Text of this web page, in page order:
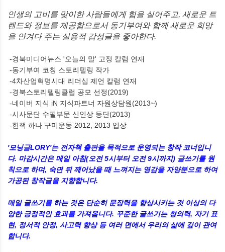
인생의 고비를 맞이한 사람들에게 힘을 실어주고, 새로운 트
렌드와 정보를 제공함으로서 동기부여와 함께 새로운 희망
을 안겨다 주는 실용적 감성글을 좋아한다.
-경북미디어뉴스 '오늘의 말' 고정 칼럼 연재
-동기부여 코칭 스토리텔링 작가
-4차산업혁명시대 리더십 제언 칼럼 연재
-경북스토리텔링클럽 공모 선정(2019)
-네이버 지식 iN 지식파트너 자원상담원(2013~)
-시사문단 수필부문 신인상 등단(2013)
-한책 하나 구미운동 2012, 2013 입상
'모닝글LORY'는 전자책 출판을 목적으로 운영되는 창작 코너입니
다. 마감시간은 매일 아침(오전 5시부터 오전 9시까지) 글쓰기를 원
칙으로 하며, 숙면 뒤 깨어났을 때 느껴지는 영감을 자양분으로 하여
가공된 창작글을 지향합니다.
매일 글쓰기를 하는 것은 단순히 문장력을 향상시키는 것 이상의 다
양한 긍정적인 효과를 가져옵니다. 꾸준한 글쓰기는 창의력, 자기 표
현, 정서적 안정, 사고력 향상 등 여러 면에서 우리의 삶에 깊이 관여
합니다.